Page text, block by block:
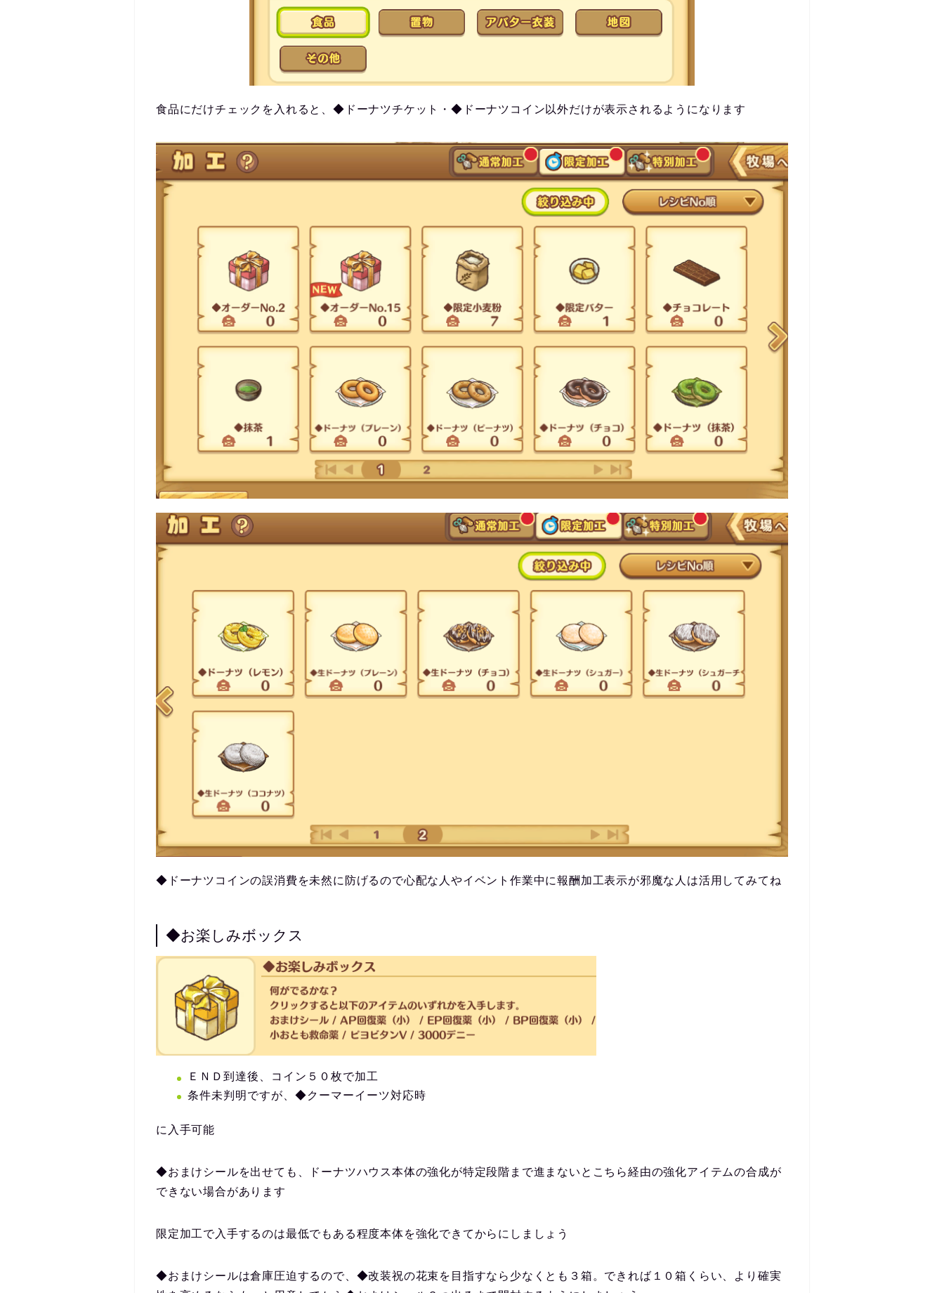
食品にだけチェックを入れると、◆ドーナツチケット・◆ドーナツコイン以外だけが表示されるようになります
◆ドーナツコインの誤消費を未然に防げるので心配な人やイベント作業中に報酬加工表示が邪魔な人は活用してみてね
◆お楽しみボックス
ＥＮＤ到達後、コイン５０枚で加工
条件未判明ですが、◆クーマーイーツ対応時
に入手可能
◆おまけシールを出せても、ドーナツハウス本体の強化が特定段階まで進まないとこちら経由の強化アイテムの合成が
できない場合があります
限定加工で入手するのは最低でもある程度本体を強化できてからにしましょう
◆おまけシールは倉庫圧迫するので、◆改装祝の花束を目指すなら少なくとも３箱。できれば１０箱くらい、より確実